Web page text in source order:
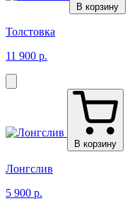
В корзину
Толстовка
11 900 р.
В корзину
Лонгслив
5 900 р.